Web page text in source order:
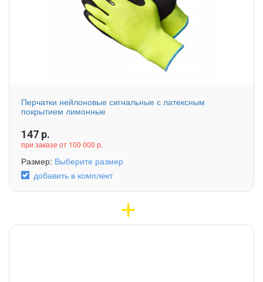
Перчатки нейлоновые сигнальные с латексным
покрытием лимонные
147 р.
при заказе от 100 000 р.
Размер: Выберите размер
добавить в комплект